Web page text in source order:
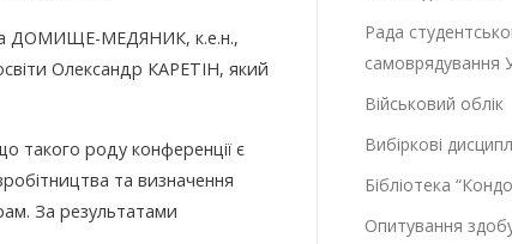
ДОМИЩЕ-МЕДЯНИК, к.е.н.,
Олександр КАРЕТІН, який
такого роду конференції є
та визначення
За результатами
Рада
самоврядування
Військовий облік
Вибіркові
Бібліотека
Опитування